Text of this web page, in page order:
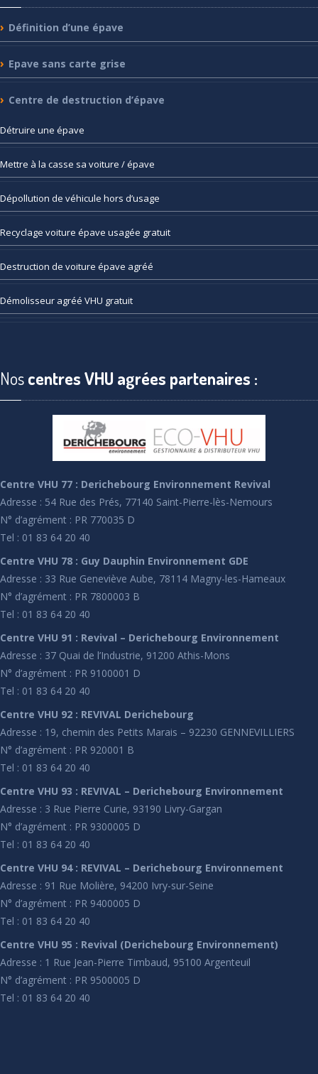
Définition d’une épave
Epave sans carte grise
Centre de destruction d’épave
Détruire une épave
Mettre à la casse sa voiture / épave
Dépollution de véhicule hors d’usage
Recyclage voiture épave usagée gratuit
Destruction de voiture épave agréé
Démolisseur agréé VHU gratuit
Noscentres VHU agrées partenaires :
Centre VHU 77 : Derichebourg Environnement Revival
Adresse : 54 Rue des Prés, 77140 Saint-Pierre-lès-Nemours
N° d’agrément : PR 770035 D
Tel : 01 83 64 20 40
Centre VHU 78 : Guy Dauphin Environnement GDE
Adresse : 33 Rue Geneviève Aube, 78114 Magny-les-Hameaux
N° d’agrément : PR 7800003 B
Tel : 01 83 64 20 40
Centre VHU 91 : Revival – Derichebourg Environnement
Adresse : 37 Quai de l’Industrie, 91200 Athis-Mons
N° d’agrément : PR 9100001 D
Tel : 01 83 64 20 40
Centre VHU 92 : REVIVAL Derichebourg
Adresse : 19, chemin des Petits Marais – 92230 GENNEVILLIERS
N° d’agrément : PR 920001 B
Tel : 01 83 64 20 40
Centre VHU 93 : REVIVAL – Derichebourg Environnement
Adresse : 3 Rue Pierre Curie, 93190 Livry-Gargan
N° d’agrément : PR 9300005 D
Tel : 01 83 64 20 40
Centre VHU 94 : REVIVAL – Derichebourg Environnement
Adresse : 91 Rue Molière, 94200 Ivry-sur-Seine
N° d’agrément : PR 9400005 D
Tel : 01 83 64 20 40
Centre VHU 95 : Revival (Derichebourg Environnement)
Adresse : 1 Rue Jean-Pierre Timbaud, 95100 Argenteuil
N° d’agrément : PR 9500005 D
Tel : 01 83 64 20 40